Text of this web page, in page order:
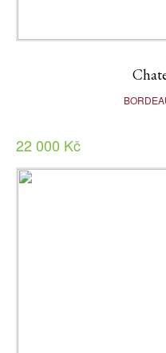
22 000 Kč